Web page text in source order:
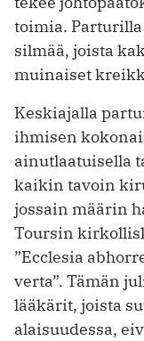
toimia.
silmää, joista
muinaiset
Keskiajalla
ihmisen
ainutlaatuisella
kaikin tavoin
jossain määrin
Toursin
”Ecclesia
verta”. Tämän
lääkärit, joista
alaisuudessa,